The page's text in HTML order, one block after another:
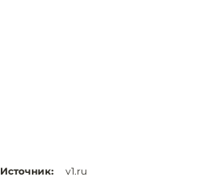
Источник: v1.ru